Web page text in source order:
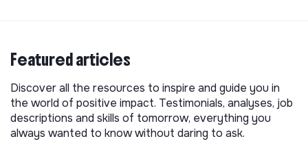
Featured articles
Discover all the resources to inspire and guide you in
the world of positive impact. Testimonials, analyses, job
descriptions and skills of tomorrow, everything you
always wanted to know without daring to ask.